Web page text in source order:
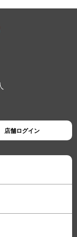
店舗ログイン